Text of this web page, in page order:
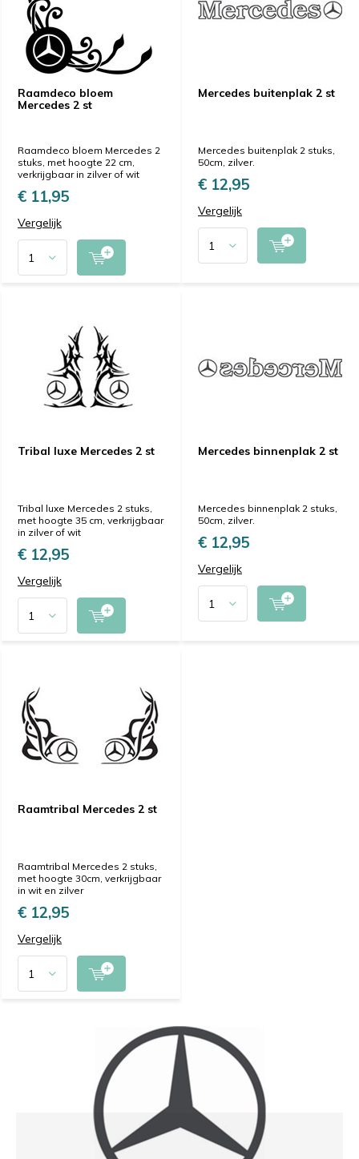
Raamdeco bloem
Mercedes 2 st
Raamdeco bloem Mercedes 2
stuks, met hoogte 22 cm,
verkrijgbaar in zilver of wit
€ 11,95
Vergelijk
Mercedes buitenplak 2 st
Mercedes buitenplak 2 stuks,
50cm, zilver.
€ 12,95
Vergelijk
Tribal luxe Mercedes 2 st
Tribal luxe Mercedes 2 stuks,
met hoogte 35 cm, verkrijgbaar
in zilver of wit
€ 12,95
Vergelijk
Mercedes binnenplak 2 st
Mercedes binnenplak 2 stuks,
50cm, zilver.
€ 12,95
Vergelijk
Raamtribal Mercedes 2 st
Raamtribal Mercedes 2 stuks,
met hoogte 30cm, verkrijgbaar
in wit en zilver
€ 12,95
Vergelijk